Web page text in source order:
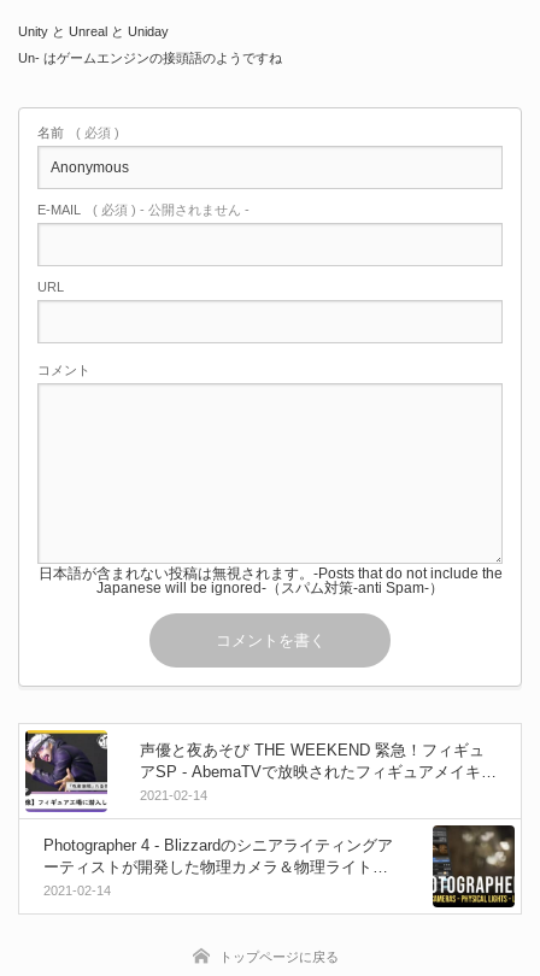
Unity と Unreal と Uniday
Un- はゲームエンジンの接頭語のようですね
名前 ( 必須 )
E-MAIL ( 必須 ) - 公開されません -
URL
コメント
日本語が含まれない投稿は無視されます。-Posts that do not include the
Japanese will be ignored-（スパム対策-anti Spam-）
声優と夜あそび THE WEEKEND 緊急！フィギュ
アSP - AbemaTVで放映されたフィギュアメイキン
グ特集！2月14日中は無料視聴可能です！
2021-02-14
Photographer 4 - Blizzardのシニアライティングア
ーティストが開発した物理カメラ＆物理ライトで
のシーン設定が可能なBlenderアドオン！2021年新
バージョンがリリース！
2021-02-14
トップページに戻る